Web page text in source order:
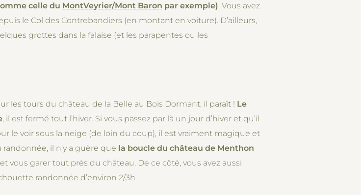
celle du MontVeyrier/Mont Baron par exemple). Vous avez
le Col des Contrebandiers (en montant en voiture). D’ailleurs,
grottes dans la falaise (et les parapentes ou les
les tours du château de la Belle au Bois Dormant, il paraît ! Le
, il est fermé tout l’hiver. Si vous passez par là un jour d’hiver et qu’il
le voir sous la neige (de loin du coup), il est vraiment magique et
il n’y a guère que la boucle du château de Menthon
vous garer tout près du château. De ce côté, vous avez aussi
randonnée d’environ 2/3h.